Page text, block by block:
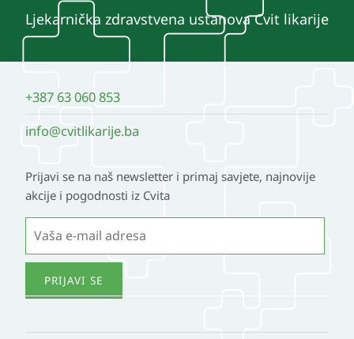
Ljekarnička zdravstvena ustanova Cvit likarije
+387 63 060 853
info@cvitlikarije.ba
Prijavi se na naš newsletter i primaj savjete, najnovije
akcije i pogodnosti iz Cvita